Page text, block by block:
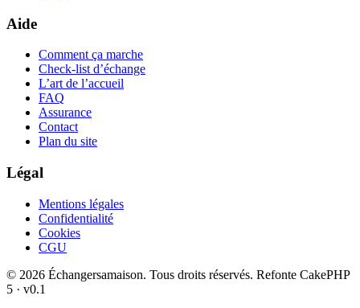
Aide
Comment ça marche
Check-list d’échange
L’art de l’accueil
FAQ
Assurance
Contact
Plan du site
Légal
Mentions légales
Confidentialité
Cookies
CGU
© 2026 Échangersamaison. Tous droits réservés. Refonte CakePHP
5 · v0.1